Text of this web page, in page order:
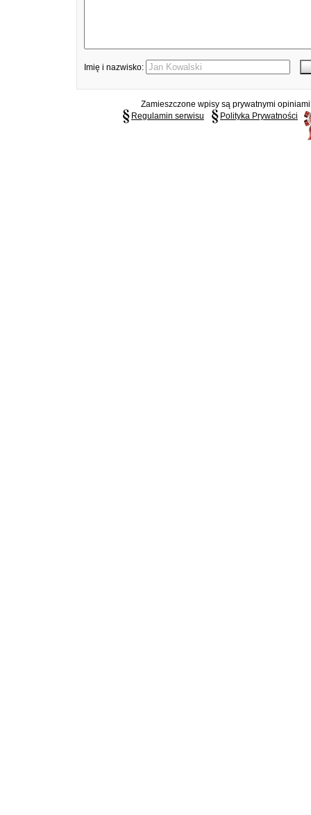
Imię i nazwisko:
Zamieszczone wpisy są prywatnymi
Regulamin serwisu
Polityka Prywatności